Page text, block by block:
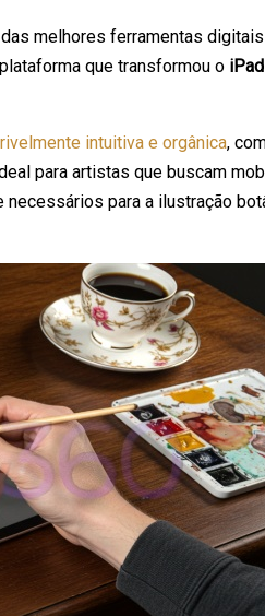
melhores ferramentas
que transformou o iPad
intuitiva e orgânica,
para artistas que buscam
para a ilustração